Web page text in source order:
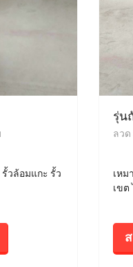
วล้อมแกะ รั้ว
รุ่น
ลวด
เหม
เขต